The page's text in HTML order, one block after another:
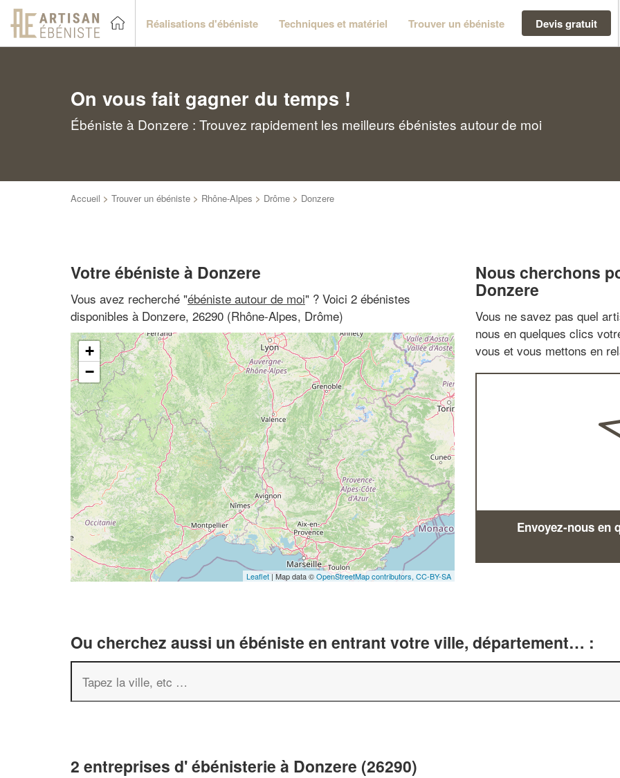
Réalisations d'ébéniste Techniques et matériel Trouver un ébéniste Devis gratuit
On vous fait gagner du temps !
Ébéniste à Donzere : Trouvez rapidement les meilleurs ébénistes autour de moi
Accueil > Trouver un ébéniste > Rhône-Alpes > Drôme > Donzere
Votre ébéniste à Donzere
Vous avez recherché "ébéniste autour de moi" ? Voici 2 ébénistes
disponibles à Donzere, 26290 (Rhône-Alpes, Drôme)
+
−
Leaflet | Map data ©OpenStreetMap contributors, CC-BY-SA
Nous cherchons
Donzere
Vous ne savez pas quel
nous en quelques clics
vous et vous mettons en
Envoyez-nous en
Ou cherchez aussi un ébéniste en entrant votre ville, département… :
2 entreprises d' ébénisterie à Donzere (26290)